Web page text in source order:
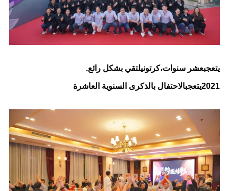
يتعجبعشر سنوات،كرتونيلتقي بشكل رائع.
2021يتعجبالاحتفال بالذكرى السنوية العاشرة